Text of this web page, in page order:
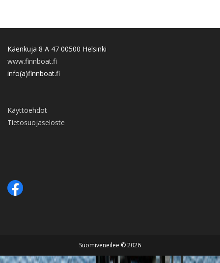
Käenkuja 8 A 47 00500 Helsinki
www.finnboat.fi
info(a)finnboat.fi
Käyttöehdot
Tietosuojaseloste
Suomiveneilee © 2026